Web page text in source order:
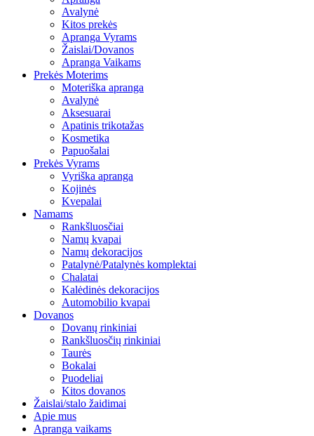
Avalynė
Kitos prekės
Apranga Vyrams
Žaislai/Dovanos
Apranga Vaikams
Prekės Moterims
Moteriška apranga
Avalynė
Aksesuarai
Apatinis trikotažas
Kosmetika
Papuošalai
Prekės Vyrams
Vyriška apranga
Kojinės
Kvepalai
Namams
Rankšluosčiai
Namų kvapai
Namų dekoracijos
Patalynė/Patalynės komplektai
Chalatai
Kalėdinės dekoracijos
Automobilio kvapai
Dovanos
Dovanų rinkiniai
Rankšluosčių rinkiniai
Taurės
Bokalai
Puodeliai
Kitos dovanos
Žaislai/stalo žaidimai
Apie mus
Apranga vaikams